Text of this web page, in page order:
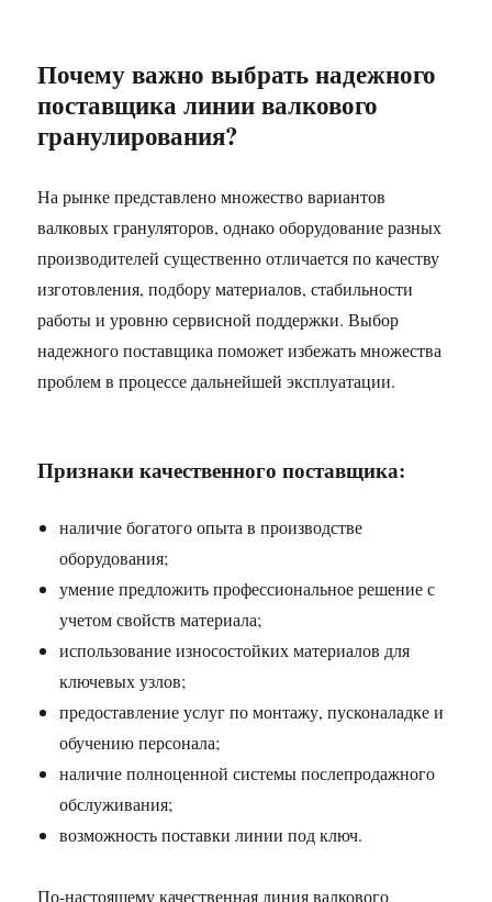
Почему важно выбрать надежного
поставщика линии валкового
гранулирования?
На рынке представлено множество вариантов
валковых грануляторов, однако оборудование разных
производителей существенно отличается по качеству
изготовления, подбору материалов, стабильности
работы и уровню сервисной поддержки. Выбор
надежного поставщика поможет избежать множества
проблем в процессе дальнейшей эксплуатации.
Признаки качественного поставщика:
наличие богатого опыта в производстве
оборудования;
умение предложить профессиональное решение с
учетом свойств материала;
использование износостойких материалов для
ключевых узлов;
предоставление услуг по монтажу, пусконаладке и
обучению персонала;
наличие полноценной системы послепродажного
обслуживания;
возможность поставки линии под ключ.
По-настоящему качественная линия валкового